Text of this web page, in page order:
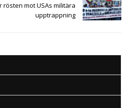
mot USAs militära
upptrappning